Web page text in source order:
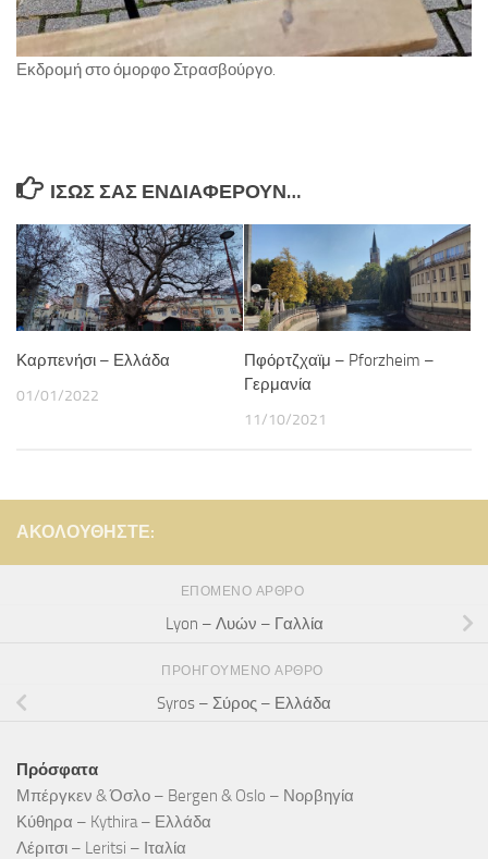
Εκδρομή στο όμορφο Στρασβούργο.
ΊΣΩΣ ΣΑΣ ΕΝΔΙΑΦΈΡΟΥΝ…
Καρπενήσι – Ελλάδα
01/01/2022
Πφόρτζχαϊμ – Pforzheim –
Γερμανία
11/10/2021
ΑΚΟΛΟΥΘΉΣΤΕ:
ΕΠΌΜΕΝΟ ΆΡΘΡΟ
Lyon – Λυών – Γαλλία
ΠΡΟΗΓΟΎΜΕΝΟ ΆΡΘΡΟ
Syros – Σύρος – Ελλάδα
Πρόσφατα
Μπέργκεν & Όσλο – Bergen & Oslo – Νορβηγία
Κύθηρα – Kythira – Ελλάδα
Λέριτσι – Leritsi – Ιταλία